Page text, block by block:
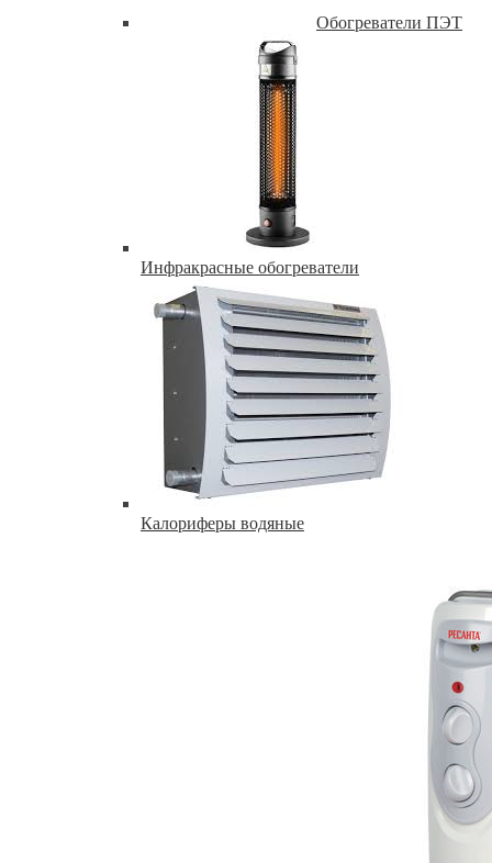
Обогреватели ПЭТ
Инфракрасные обогреватели
Калориферы водяные